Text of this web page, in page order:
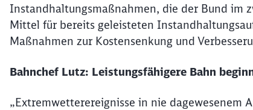
Instandhaltungsmaßnahmen, die der Bund im
Mittel für bereits geleisteten
Maßnahmen zur Kostensenkung und
Bahnchef Lutz: Leistungsfähigere Bahn
„Extremwetterereignisse in nie dagewesenem